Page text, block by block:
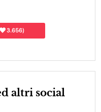
3.656)